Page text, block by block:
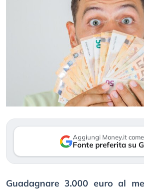
Aggiungi Money.it come
Fonte preferita su
Guadagnare 3.000 euro al